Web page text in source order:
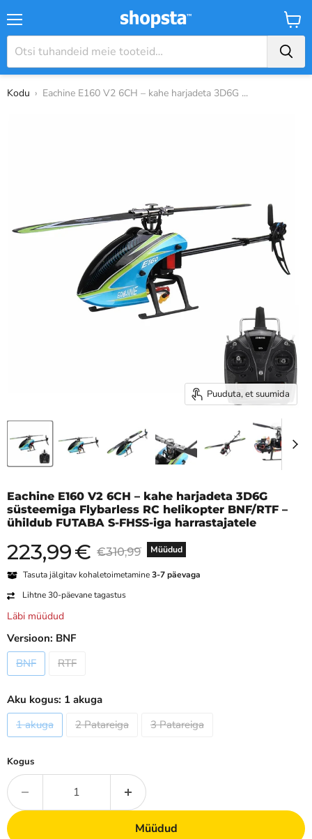
Kodu › Eachine E160 V2 6CH – kahe harjadeta 3D6G ...
Puuduta, et suumida
Eachine E160 V2 6CH – kahe harjadeta 3D6G
süsteemiga Flybarless RC helikopter BNF/RTF –
ühildub FUTABA S-FHSS-iga harrastajatele
Müüdud
Praegune hind
223,99€ Algne hind
€310,99
Tasuta jälgitav kohaletoimetamine3-7 päevaga
Lihtne 30-päevane tagastus
Läbi müüdud
Versioon: BNF
BNF
RTF
Aku kogus: 1 akuga
1 akuga
2 Patareiga 3 Patareiga
Kogus
Müüdud